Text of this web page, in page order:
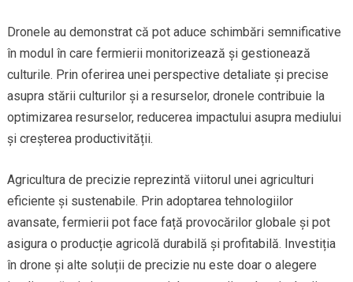
Dronele au demonstrat că pot aduce schimbări semnificative
în modul în care fermierii monitorizează și gestionează
culturile. Prin oferirea unei perspective detaliate și precise
asupra stării culturilor și a resurselor, dronele contribuie la
optimizarea resurselor, reducerea impactului asupra mediului
și creșterea productivității.
Agricultura de precizie reprezintă viitorul unei agriculturi
eficiente și sustenabile. Prin adoptarea tehnologiilor
avansate, fermierii pot face față provocărilor globale și pot
asigura o producție agricolă durabilă și profitabilă. Investiția
în drone și alte soluții de precizie nu este doar o alegere